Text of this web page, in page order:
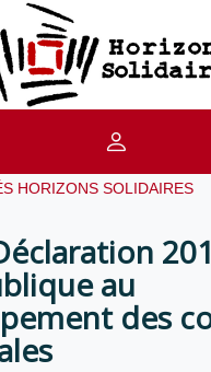
HORIZONS SOLIDAIRES
au
des